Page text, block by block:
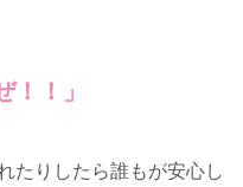
！！」
たりしたら誰もが安心し